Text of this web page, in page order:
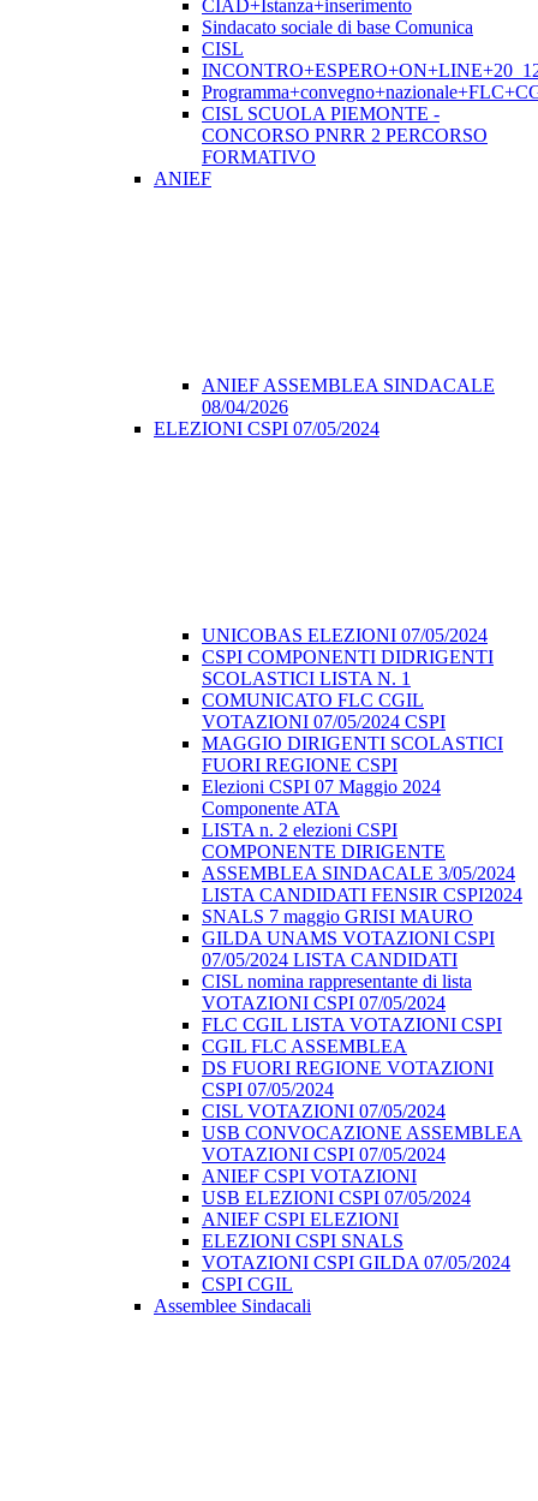
CIAD+Istanza+inserimento
Sindacato sociale di base Comunica
CISL
CISL SCUOLA PIEMONTE -
CONCORSO PNRR 2 PERCORSO
FORMATIVO
ANIEF
ANIEF ASSEMBLEA SINDACALE
08/04/2026
ELEZIONI CSPI 07/05/2024
UNICOBAS ELEZIONI 07/05/2024
CSPI COMPONENTI DIDRIGENTI
SCOLASTICI LISTA N. 1
COMUNICATO FLC CGIL
VOTAZIONI 07/05/2024 CSPI
MAGGIO DIRIGENTI SCOLASTICI
FUORI REGIONE CSPI
Elezioni CSPI 07 Maggio 2024
Componente ATA
LISTA n. 2 elezioni CSPI
COMPONENTE DIRIGENTE
ASSEMBLEA SINDACALE 3/05/2024
LISTA CANDIDATI FENSIR CSPI2024
SNALS 7 maggio GRISI MAURO
GILDA UNAMS VOTAZIONI CSPI
07/05/2024 LISTA CANDIDATI
CISL nomina rappresentante di lista
VOTAZIONI CSPI 07/05/2024
FLC CGIL LISTA VOTAZIONI CSPI
CGIL FLC ASSEMBLEA
DS FUORI REGIONE VOTAZIONI
CSPI 07/05/2024
CISL VOTAZIONI 07/05/2024
USB CONVOCAZIONE ASSEMBLEA
VOTAZIONI CSPI 07/05/2024
ANIEF CSPI VOTAZIONI
USB ELEZIONI CSPI 07/05/2024
ANIEF CSPI ELEZIONI
ELEZIONI CSPI SNALS
VOTAZIONI CSPI GILDA 07/05/2024
CSPI CGIL
Assemblee Sindacali